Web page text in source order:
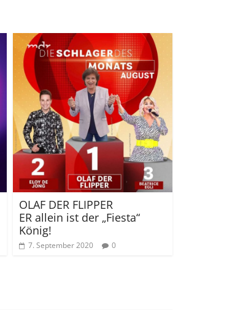
OLAF DER FLIPPER
ER allein ist der „Fiesta“
König!
7. September 2020 0